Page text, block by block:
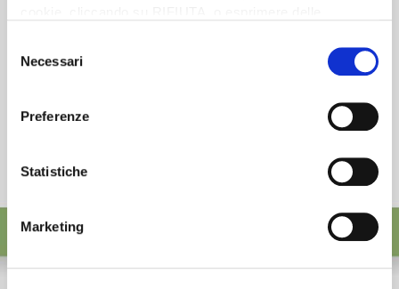
desideri accettare e cliccando ACCETTA SELEZIONATI.
delNecessari
Preferenze
Statistiche
Marketing